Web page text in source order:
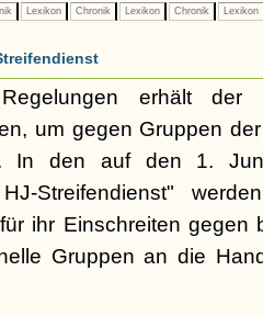
Lexikon Chronik Lexikon Chronik Lexikon
erhält der
um gegen Gruppen
In den auf den 1.
Streifendienst"
ihr Einschreiten gegen
Gruppen an die